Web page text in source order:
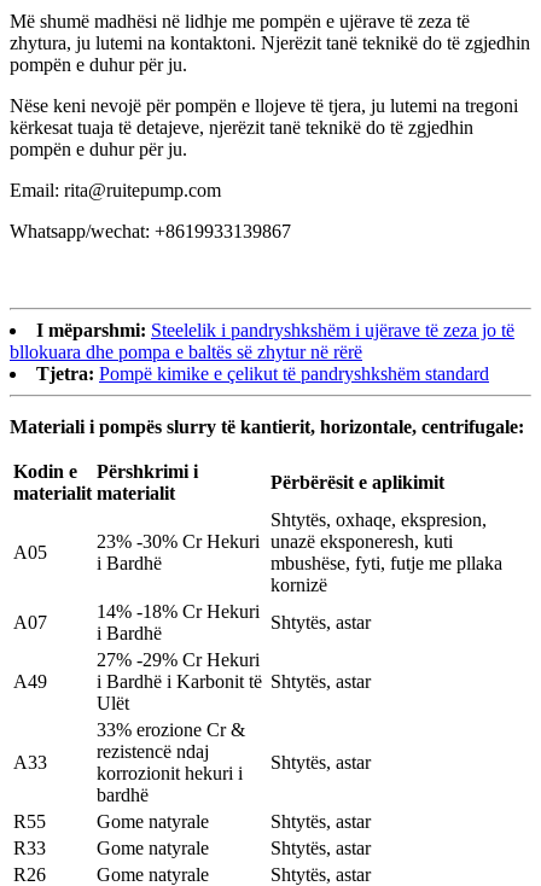
Më shumë madhësi në lidhje me pompën e ujërave të zeza të
zhytura, ju lutemi na kontaktoni. Njerëzit tanë teknikë do të zgjedhin
pompën e duhur për ju.
Nëse keni nevojë për pompën e llojeve të tjera, ju lutemi na tregoni
kërkesat tuaja të detajeve, njerëzit tanë teknikë do të zgjedhin
pompën e duhur për ju.
Email: rita@ruitepump.com
Whatsapp/wechat: +8619933139867
I mëparshmi: Steelelik i pandryshkshëm i ujërave të zeza jo të
bllokuara dhe pompa e baltës së zhytur në rërë
Tjetra: Pompë kimike e çelikut të pandryshkshëm standard
Materiali i pompës slurry të kantierit, horizontale, centrifugale:
Kodin e
materialit
Përshkrimi i
materialit
Përbërësit e aplikimit
A05
23% -30% Cr Hekuri
i Bardhë
Shtytës, oxhaqe, ekspresion,
unazë eksponeresh, kuti
mbushëse, fyti, futje me pllaka
kornizë
A07
14% -18% Cr Hekuri
i Bardhë
Shtytës, astar
A49
27% -29% Cr Hekuri
i Bardhë i Karbonit të
Ulët
Shtytës, astar
A33
33% erozione Cr &
rezistencë ndaj
korrozionit hekuri i
bardhë
Shtytës, astar
R55 Gome natyrale
Shtytës, astar
R33
Gome natyrale
Shtytës, astar
R26
Gome natyrale
Shtytës, astar